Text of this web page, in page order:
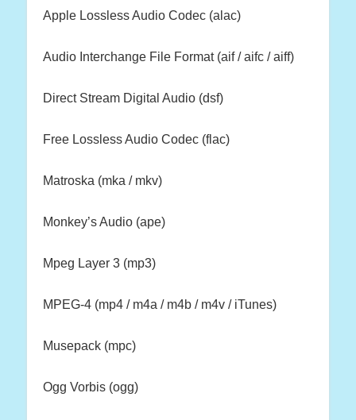
Apple Lossless Audio Codec (alac)
Audio Interchange File Format (aif / aifc / aiff)
Direct Stream Digital Audio (dsf)
Free Lossless Audio Codec (flac)
Matroska (mka / mkv)
Monkey’s Audio (ape)
Mpeg Layer 3 (mp3)
MPEG-4 (mp4 / m4a / m4b / m4v / iTunes)
Musepack (mpc)
Ogg Vorbis (ogg)